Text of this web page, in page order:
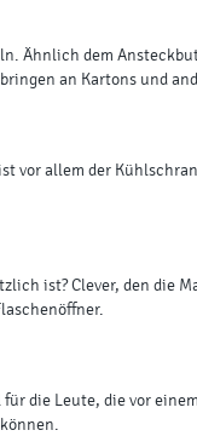
Ähnlich dem
an Kartons und
allem der
ist? Clever, den
die Leute, die vor